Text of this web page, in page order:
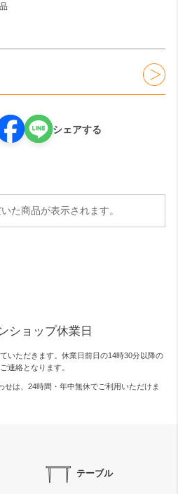
シェアする
た商品が表示されます。
ショップ休業日
いただきます。休業日前日の14時30分以降の
連絡となります。
は、 24時間・年中無休でご利用いただけま
テーブル